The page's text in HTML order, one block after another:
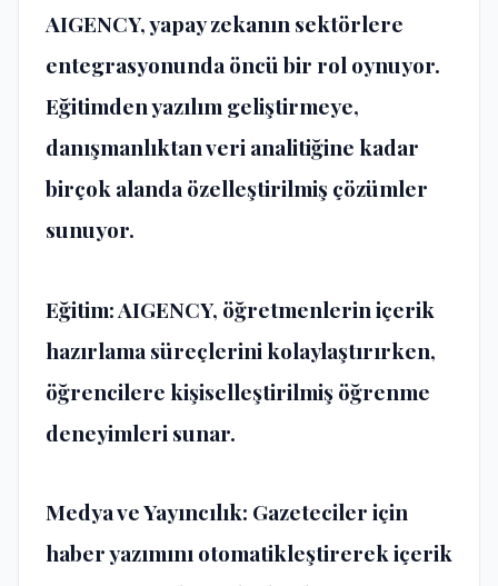
AIGENCY, yapay zekanın sektörlere
entegrasyonunda öncü bir rol oynuyor.
Eğitimden yazılım geliştirmeye,
danışmanlıktan veri analitiğine kadar
birçok alanda özelleştirilmiş çözümler
sunuyor.
Eğitim:AIGENCY, öğretmenlerin içerik
hazırlama süreçlerini kolaylaştırırken,
öğrencilere kişiselleştirilmiş öğrenme
deneyimleri sunar.
Medya ve Yayıncılık: Gazeteciler için
haber yazımını otomatikleştirerek içerik